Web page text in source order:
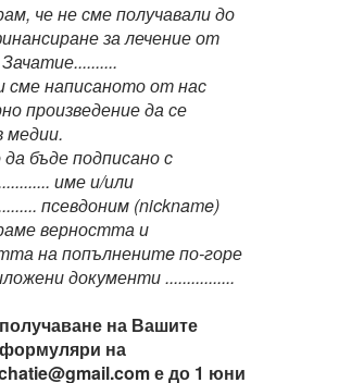
че не сме получавали до
за лечение от
сме написаното от нас
произведение да се
медии.
бъде подписано с
име и/или
псевдоним (nickname)
верността и
на попълненитe по-горе
документи ................
на Вашите
на
е до 1 юни